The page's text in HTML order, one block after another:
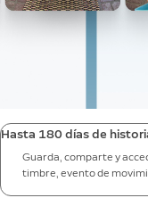
Hasta 180 días de
Guarda, comparte y
timbre, evento de